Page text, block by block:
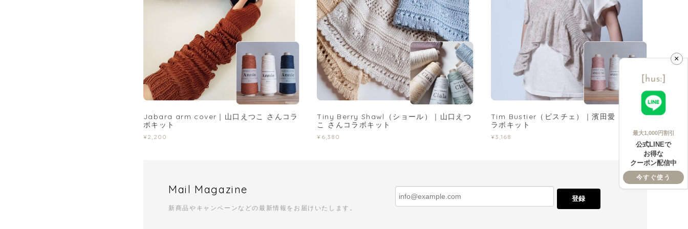
Jabara arm cover｜山口えつこ さんコラ
ボキット
¥2,200
Tiny Berry Shawl（ショール）｜山口えつ
こ さんコラボキット
¥6,380
Tim Bustier（ビスチェ）｜濱田愛 さんコ
ラボキット
¥3,168
Mail Magazine
新商品やキャンペーンなどの最新情報をお届けいたします。
登録
×
最大1,000円割引
公式LINEで
お得な
クーポン配信中
今すぐ使う